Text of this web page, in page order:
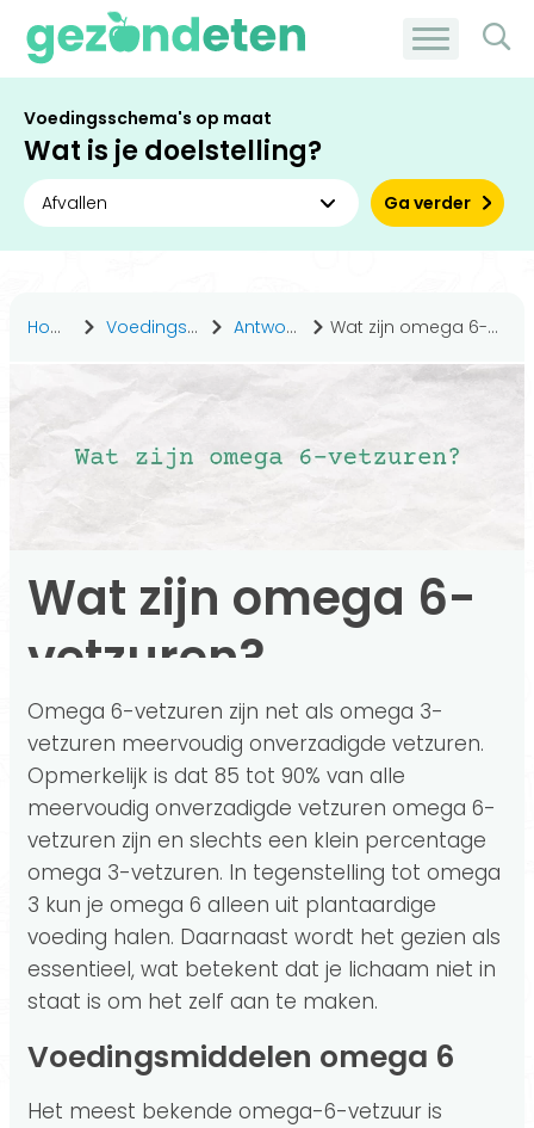
Voedingsschema's op maat
Wat is je doelstelling?
Ga verder
Home Voedingsstoffen Antwoorden Wat zijn omega 6-vetzuren?
Wat zijn omega 6-
vetzuren?
Omega 6-vetzuren zijn net als omega 3-
vetzuren meervoudig onverzadigde vetzuren.
Opmerkelijk is dat 85 tot 90% van alle
meervoudig onverzadigde vetzuren omega 6-
vetzuren zijn en slechts een klein percentage
omega 3-vetzuren. In tegenstelling tot omega
3 kun je omega 6 alleen uit plantaardige
voeding halen. Daarnaast wordt het gezien als
essentieel, wat betekent dat je lichaam niet in
staat is om het zelf aan te maken.
Voedingsmiddelen omega 6
Het meest bekende omega-6-vetzuur is